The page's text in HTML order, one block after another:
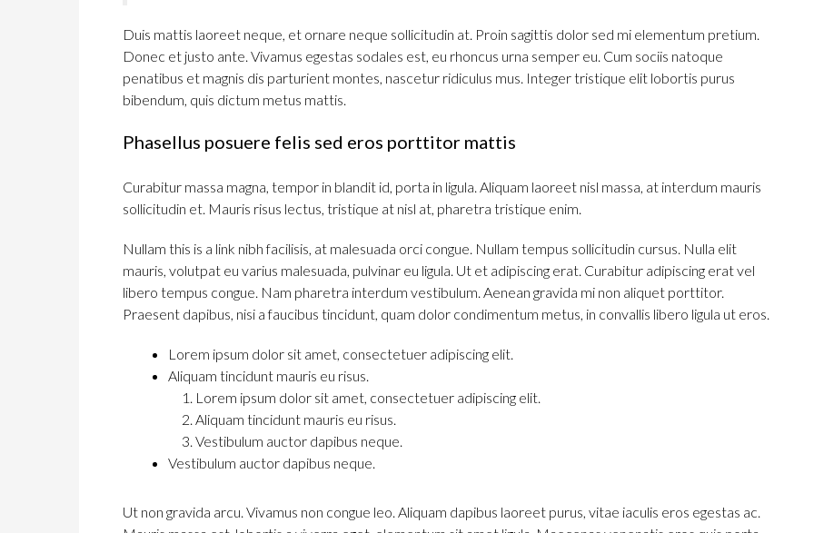
Duis mattis laoreet neque, et ornare neque sollicitudin at. Proin sagittis dolor sed mi elementum pretium.
Donec et justo ante. Vivamus egestas sodales est, eu rhoncus urna semper eu. Cum sociis natoque
penatibus et magnis dis parturient montes, nascetur ridiculus mus. Integer tristique elit lobortis purus
bibendum, quis dictum metus mattis.
Phasellus posuere felis sed eros porttitor mattis
Curabitur massa magna, tempor in blandit id, porta in ligula. Aliquam laoreet nisl massa, at interdum mauris
sollicitudin et. Mauris risus lectus, tristique at nisl at, pharetra tristique enim.
Nullam this is a link nibh facilisis, at malesuada orci congue. Nullam tempus sollicitudin cursus. Nulla elit
mauris, volutpat eu varius malesuada, pulvinar eu ligula. Ut et adipiscing erat. Curabitur adipiscing erat vel
libero tempus congue. Nam pharetra interdum vestibulum. Aenean gravida mi non aliquet porttitor.
Praesent dapibus, nisi a faucibus tincidunt, quam dolor condimentum metus, in convallis libero ligula ut eros.
Lorem ipsum dolor sit amet, consectetuer adipiscing elit.
Aliquam tincidunt mauris eu risus.
Lorem ipsum dolor sit amet, consectetuer adipiscing elit.
Aliquam tincidunt mauris eu risus.
Vestibulum auctor dapibus neque.
Vestibulum auctor dapibus neque.
Ut non gravida arcu. Vivamus non congue leo. Aliquam dapibus laoreet purus, vitae iaculis eros egestas ac.